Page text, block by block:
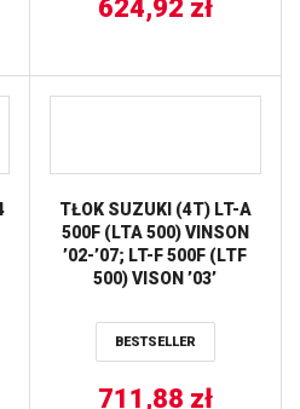
624,92 zł
TŁOK SUZUKI (4T) LT-A
500F (LTA 500) VINSON
’02-’07; LT-F 500F (LTF
500) VISON ’03’
WOSSNER
BESTSELLER
711,88 zł